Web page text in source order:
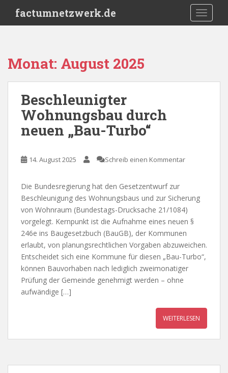
i
factumnetzwerk.de
Monat: August 2025
Beschleunigter
Wohnungsbau durch
neuen „Bau-Turbo“
14. August 2025 Schreib einen Kommentar
Die Bundesregierung hat den Gesetzentwurf zur
Beschleunigung des Wohnungsbaus und zur Sicherung
von Wohnraum (Bundestags-Drucksache 21/1084)
vorgelegt. Kernpunkt ist die Aufnahme eines neuen §
246e ins Baugesetzbuch (BauGB), der Kommunen
erlaubt, von planungsrechtlichen Vorgaben abzuweichen.
Entscheidet sich eine Kommune für diesen „Bau-Turbo“,
können Bauvorhaben nach lediglich zweimonatiger
Prüfung der Gemeinde genehmigt werden – ohne
aufwändige […]
WEITERLESEN